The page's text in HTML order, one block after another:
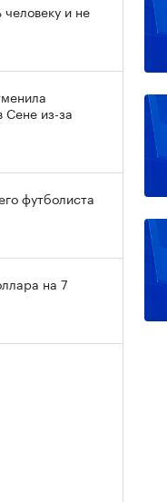
человеку и не
Сене из-за
футболиста
на 7